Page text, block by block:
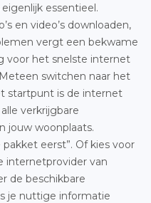
essentieel.
en video’s downloaden,
vergt een bekwame
voor het snelste internet
switchen naar het
startpunt is de internet
verkrijgbare
jouw woonplaats.
eerst”. Of kies voor
internetprovider van
de beschikbare
je nuttige informatie